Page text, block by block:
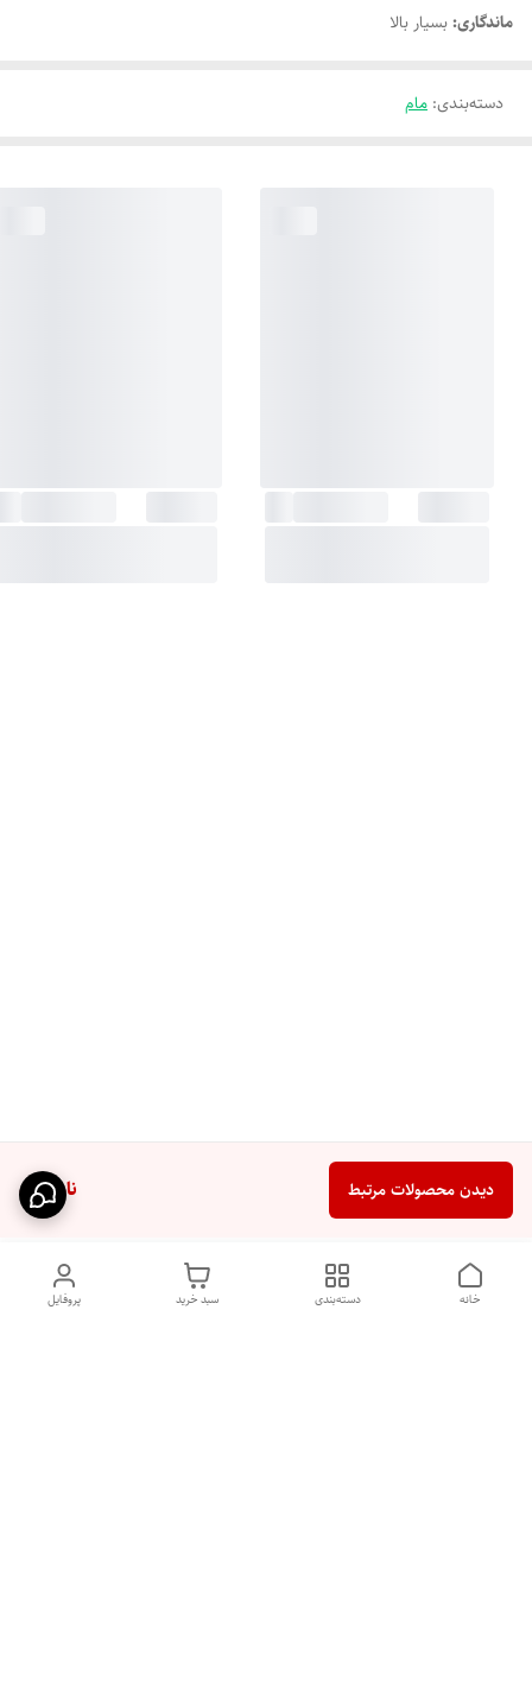
ناموجود دیدن محصولات مرتبط
ماندگاری:بسیار بالا
دسته‌بندی: مام
پروفایل سبد خرید دسته‌بندی خانه